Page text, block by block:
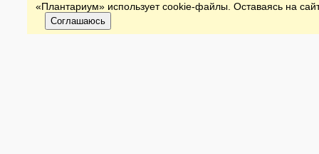
«Плантариум» использует cookie-файлы. Оставаясь на
Соглашаюсь